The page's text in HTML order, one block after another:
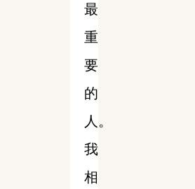
最
重
要
的
人。
我
相